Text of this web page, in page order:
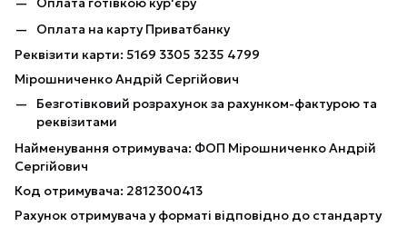
Оплата на карту Приватбанку
Реквізити карти: 5169 3305 3235 4799
Мірошниченко Андрій Сергійович
Безготівковий розрахунок за рахунком-фактурою та
реквізитами
Найменування отримувача: ФОП Мірошниченко Андрій
Сергійович
Код отримувача: 2812300413
Рахунок отримувача у форматі відповідно до стандарту